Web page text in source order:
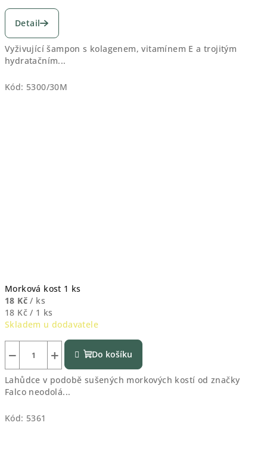
produktu
je
4,5
z
hvězdiček.
Detail
Vyživující šampon s kolagenem, vitamínem E a trojitým
hydratačním...
Kód: 5300/30M
Morková kost 1 ks
18 Kč/ ks
Měrná
cena:
18 Kč / 1 ks
Skladem u dodavatele
+
− Do košíku
Lahůdce v podobě sušených morkových kostí od značky
Falco neodolá...
Kód: 5361